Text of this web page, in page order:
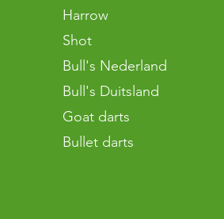
Harrow
Shot
Bull's Nederland
Bull's Duitsland
Goat darts
Bullet darts